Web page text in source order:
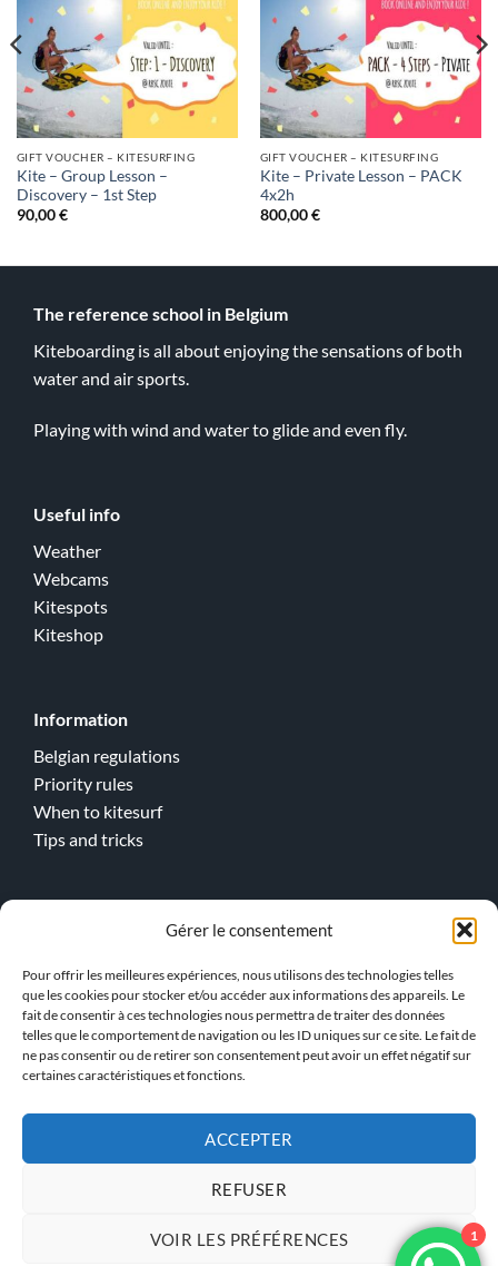
Gérer le consentement
Pour offrir les meilleures expériences, nous utilisons des technologies telles
que les cookies pour stocker et/ou accéder aux informations des appareils. Le
fait de consentir à ces technologies nous permettra de traiter des données
telles que le comportement de navigation ou les ID uniques sur ce site. Le fait de
ne pas consentir ou de retirer son consentement peut avoir un effet négatif sur
certaines caractéristiques et fonctions.
ACCEPTER
REFUSER
VOIR LES PRÉFÉRENCES
GIFT VOUCHER – KITESURFING
Kite – Group Lesson –
Discovery – 1st Step
90,00€
GIFT VOUCHER – KITESURFING
Kite – Private Lesson – PACK
4x2h
800,00€
The reference school in Belgium
Kiteboarding is all about enjoying the sensations of both
water and air sports.
Playing with wind and water to glide and even fly.
Useful info
Weather
Webcams
Kitespots
Kiteshop
Information
Belgian regulations
Priority rules
When to kitesurf
Tips and tricks
Wingfoil
> Our team !
KBS INSTRUCTOR ACCESS
PRIVACY POLICY
1